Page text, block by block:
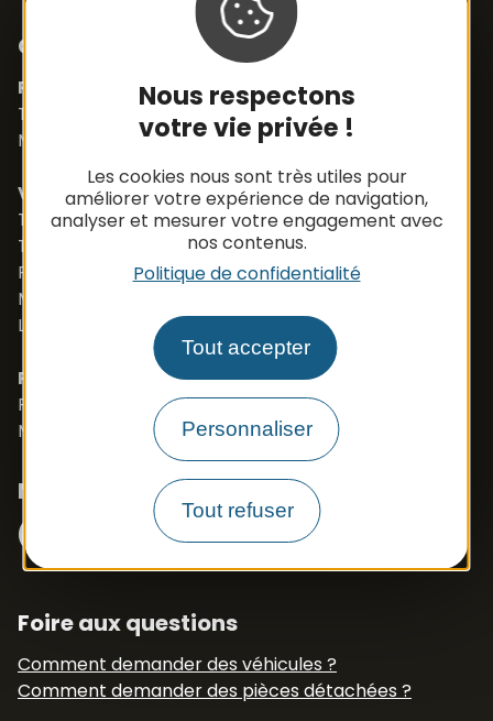
Nous respectons
votre vie privée !
Les cookies nous sont très utiles pour
améliorer votre expérience de navigation,
analyser et mesurer votre engagement avec
nos contenus.
Politique de confidentialité
Tout accepter
Personnaliser
Tout refuser
Contacts
Pièces détachées
Tél. +33 (0)5 65 48 19 32
Mail :
contact@apbfrance.com
Véhicules
Tél. +33 (0)5 65 48 05 75
Tél. +33 (0)5 65 48 37 97
Port. +33 (0)6 79 50 77 83
Mail :
Langues parlées : Français, Anglais, Polonais
PROSZE O KONTAKT- J.POLSKI
Port. 0033 673 191 445
Mail :
export.apb1@apbfrance.com
Nous suivre
FacebookInstagram
N° Tél WhatsApp
Foire aux questions
Comment demander des véhicules ?
Comment demander des pièces détachées ?